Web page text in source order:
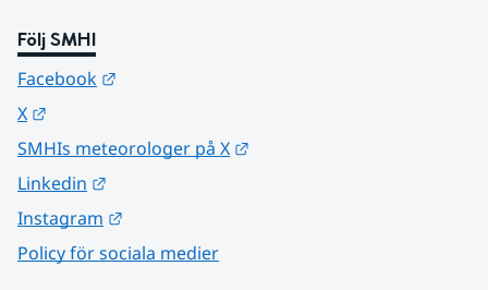
Följ SMHI
Facebook
X
SMHIs meteorologer på X
Linkedin
Instagram
Policy för sociala medier